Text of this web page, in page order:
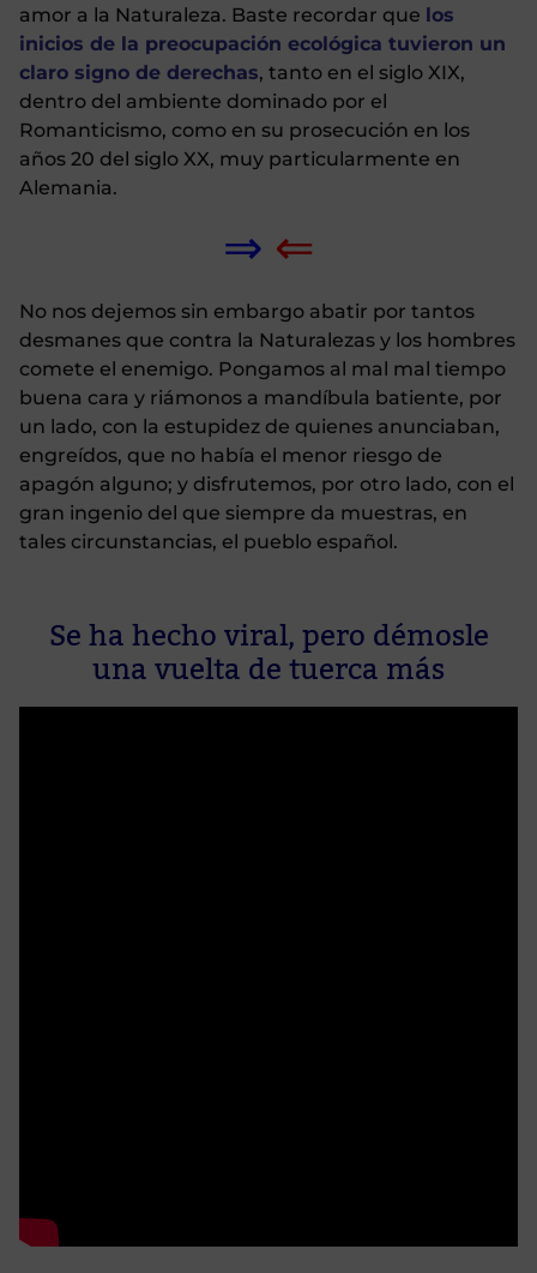
amor a la Naturaleza. Baste recordar que los
inicios de la preocupación ecológica tuvieron un
claro signo de derechas, tanto en el siglo XIX,
dentro del ambiente dominado por el
Romanticismo, como en su prosecución en los
años 20 del siglo XX, muy particularmente en
Alemania.
⇒⇐
No nos dejemos sin embargo abatir por tantos
desmanes que contra la Naturalezas y los hombres
comete el enemigo. Pongamos al mal mal tiempo
buena cara y riámonos a mandíbula batiente, por
un lado, con la estupidez de quienes anunciaban,
engreídos, que no había el menor riesgo de
apagón alguno; y disfrutemos, por otro lado, con el
gran ingenio del que siempre da muestras, en
tales circunstancias, el pueblo español.
Se ha hecho viral, pero démosle
una vuelta de tuerca más